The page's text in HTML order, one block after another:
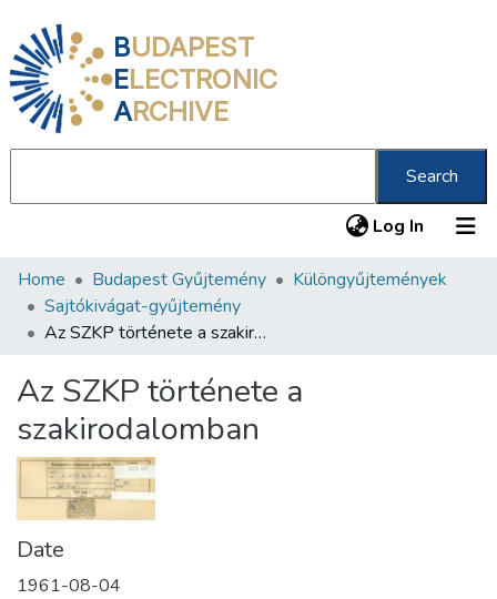
BUDAPEST
ELECTRONIC
ARCHIVE
Search
Log In (current)
Communities & Collections
All of DSpace
About us
Home Budapest Gyűjtemény
Különgyűjtemények
Sajtókivágat-gyűjtemény
Az SZKP története a szakirodalomban
Az SZKP története a
szakirodalomban
Date
1961-08-04